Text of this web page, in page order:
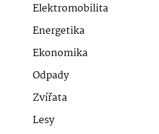
Elektromobilita
Energetika
Ekonomika
Odpady
Zvířata
Lesy